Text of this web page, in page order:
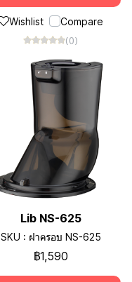
Wishlist Compare
(0)
Lib NS-625
SKU : ฝาครอบ NS-625
฿1,590